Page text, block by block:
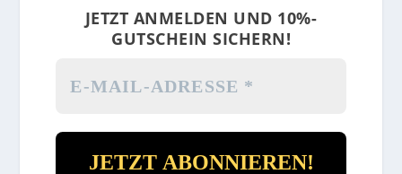
JETZT ANMELDEN UND 10%-
GUTSCHEIN SICHERN!